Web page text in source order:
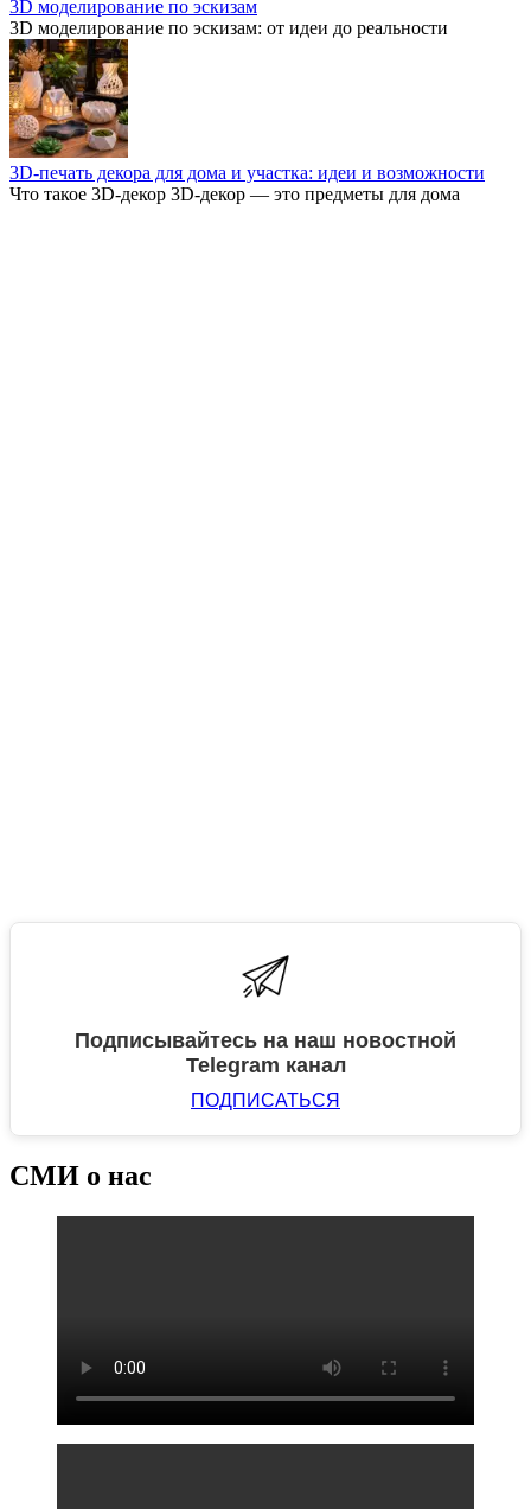
3D моделирование по эскизам
3D моделирование по эскизам: от идеи до реальности
3D-печать декора для дома и участка: идеи и возможности
Что такое 3D-декор 3D-декор — это предметы для дома
Подписывайтесь на наш новостной
Telegram канал
ПОДПИСАТЬСЯ
СМИ о нас